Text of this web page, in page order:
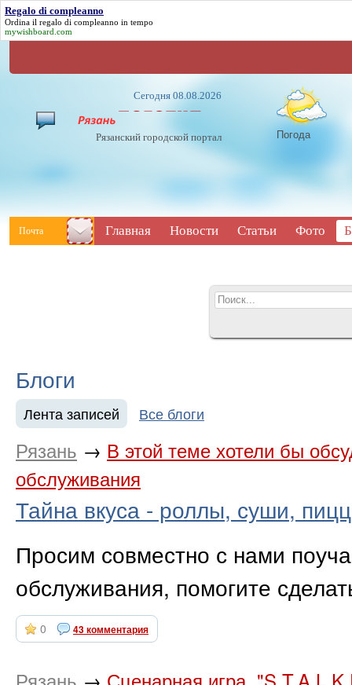
Regalo di compleanno
Ordina il regalo di compleanno in tempo
mywishboard.com
Сегодня 08.08.2026
Рязанский городской портал Погода
Почта Главная Новости Статьи Фото
Блоги
Лента записей Все блоги
Рязань → В этой теме хотели бы
обслуживания
Тайна вкуса - роллы, суши,
Просим совместно с нами
обслуживания, помогите
0 43 комментария